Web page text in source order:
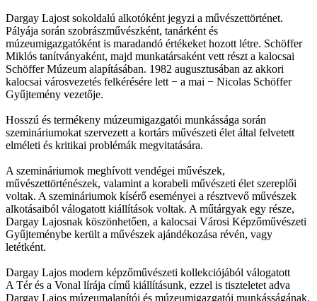
Dargay Lajost sokoldalú alkotóként jegyzi a művészettörténet.
Pályája során szobrászművészként, tanárként és
múzeumigazgatóként is maradandó értékeket hozott létre. Schöffer
Miklós tanítványaként, majd munkatársaként vett részt a kalocsai
Schöffer Múzeum alapításában. 1982 augusztusában az akkori
kalocsai városvezetés felkérésére lett − a mai − Nicolas Schöffer
Gyűjtemény vezetője.
Hosszú és termékeny múzeumigazgatói munkássága során
szemináriumokat szervezett a kortárs művészeti élet által felvetett
elméleti és kritikai problémák megvitatására.
A szemináriumok meghívott vendégei művészek,
művészettörténészek, valamint a korabeli művészeti élet szereplői
voltak. A szemináriumok kísérő eseményei a résztvevő művészek
alkotásaiból válogatott kiállítások voltak. A műtárgyak egy része,
Dargay Lajosnak köszönhetően, a kalocsai Városi Képzőművészeti
Gyűjteménybe került a művészek ajándékozása révén, vagy
letétként.
Dargay Lajos modern képzőművészeti kollekciójából válogatott
A Tér és a Vonal lírája című kiállításunk, ezzel is tiszteletet adva
Dargay Lajos múzeumalapítói és múzeumigazgatói munkásságának.